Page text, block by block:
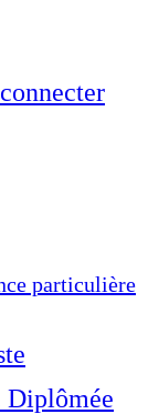
particulière
Diplômée